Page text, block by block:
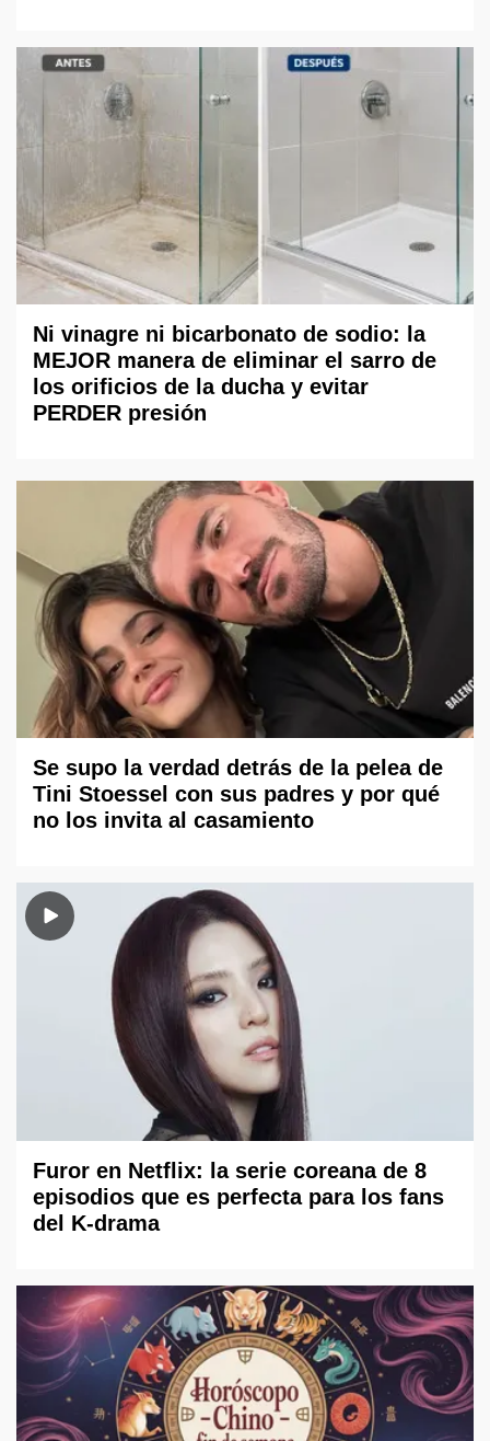
Ni vinagre ni bicarbonato de sodio: la
MEJOR manera de eliminar el sarro de
los orificios de la ducha y evitar
PERDER presión
Se supo la verdad detrás de la pelea de
Tini Stoessel con sus padres y por qué
no los invita al casamiento
Furor en Netflix: la serie coreana de 8
episodios que es perfecta para los fans
del K-drama